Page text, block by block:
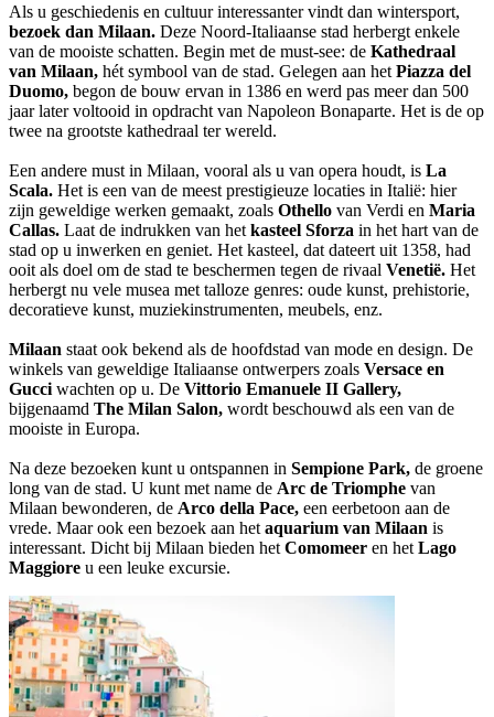
Als u geschiedenis en cultuur interessanter vindt dan wintersport,
bezoek dan Milaan. Deze Noord-Italiaanse stad herbergt enkele
van de mooiste schatten. Begin met de must-see: de Kathedraal
van Milaan, hét symbool van de stad. Gelegen aan het Piazza del
Duomo, begon de bouw ervan in 1386 en werd pas meer dan 500
jaar later voltooid in opdracht van Napoleon Bonaparte. Het is de op
twee na grootste kathedraal ter wereld.
Een andere must in Milaan, vooral als u van opera houdt, is La
Scala. Het is een van de meest prestigieuze locaties in Italië: hier
zijn geweldige werken gemaakt, zoals Othello van Verdi en Maria
Callas. Laat de indrukken van het kasteel Sforza in het hart van de
stad op u inwerken en geniet. Het kasteel, dat dateert uit 1358, had
ooit als doel om de stad te beschermen tegen de rivaal Venetië. Het
herbergt nu vele musea met talloze genres: oude kunst, prehistorie,
decoratieve kunst, muziekinstrumenten, meubels, enz.
Milaan staat ook bekend als de hoofdstad van mode en design. De
winkels van geweldige Italiaanse ontwerpers zoals Versace en
Gucci wachten op u. De Vittorio Emanuele II Gallery,
bijgenaamd The Milan Salon, wordt beschouwd als een van de
mooiste in Europa.
Na deze bezoeken kunt u ontspannen in Sempione Park, de groene
long van de stad. U kunt met name de Arc de Triomphe van
Milaan bewonderen, de Arco della Pace, een eerbetoon aan de
vrede. Maar ook een bezoek aan het aquarium van Milaan is
interessant. Dicht bij Milaan bieden het Comomeer en het Lago
Maggiore u een leuke excursie.